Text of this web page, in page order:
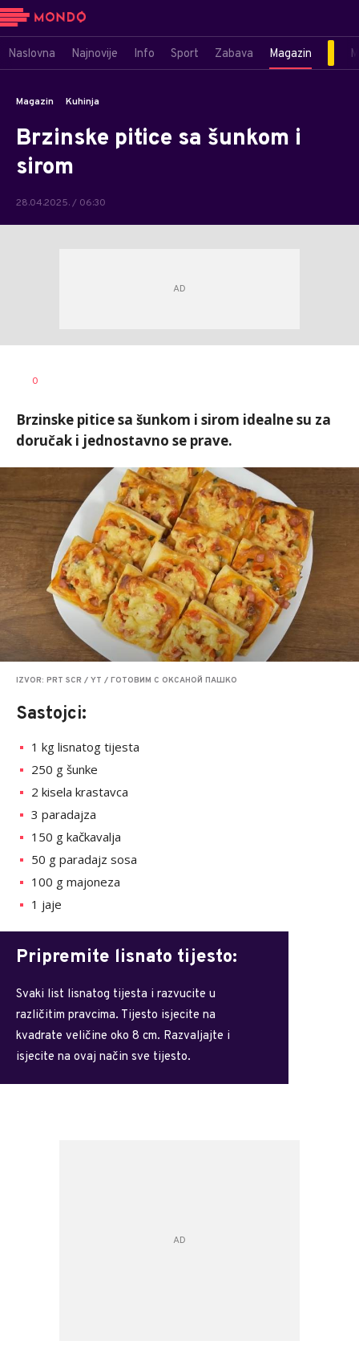
Naslovna Najnovije Info Sport Zabava Magazin
Magazin Kuhinja
Brzinske pitice sa šunkom i
sirom
28.04.2025. / 06:30
0
Brzinske pitice sa šunkom i sirom idealne su za
doručak i jednostavno se prave.
IZVOR: PRT SCR / YT / ГОТОВИМ С ОКСАНОЙ ПАШКО
Sastojci:
1 kg lisnatog tijesta
250 g šunke
2 kisela krastavca
3 paradajza
150 g kačkavalja
50 g paradajz sosa
100 g majoneza
1 jaje
Pripremite lisnato tijesto:
Svaki list lisnatog tijesta i razvucite u
različitim pravcima. Tijesto isjecite na
kvadrate veličine oko 8 cm. Razvaljajte i
isjecite na ovaj način sve tijesto.